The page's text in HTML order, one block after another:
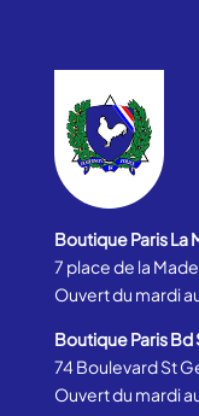
Boutique Paris La
7 place de la
Ouvert du mardi
Boutique Paris
74 Boulevard St
Ouvert du mardi